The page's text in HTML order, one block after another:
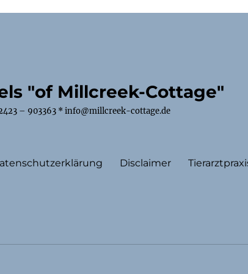
"of Millcreek-Cottage"
– 903363 * info@millcreek-cottage.de
Disclaimer